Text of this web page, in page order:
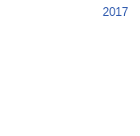
2017